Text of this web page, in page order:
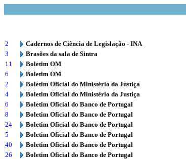
2
Cadernos de Ciência de Legislação - INA
3
Brasões da sala de Sintra
11
Boletim OM
6
Boletim OM
2
Boletim Oficial do Ministério da Justiça
4
Boletim Oficial do Ministério da Justiça
6
Boletim Oficial do Banco de Portugal
8
Boletim Oficial do Banco de Portugal
24
Boletim Oficial do Banco de Portugal
5
Boletim Oficial do Banco de Portugal
40
Boletim Oficial do Banco de Portugal
26
Boletim Oficial do Banco de Portugal